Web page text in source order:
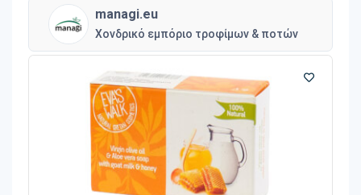
managi.eu
Χονδρικό εμπόριο τροφίμων & ποτών